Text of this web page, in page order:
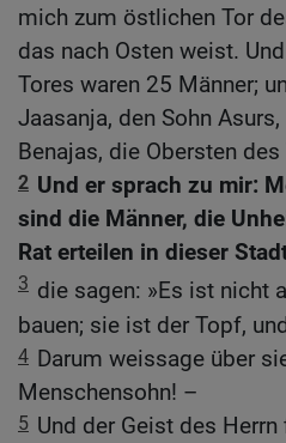
mich zum östlichen Tor
das nach Osten weist.
Tores waren 25 Männer;
Jaasanja, den Sohn
Benajas, die Obersten
2 Und er sprach zu mir:
sind die Männer, die
Rat erteilen in dieser
3 die sagen: »Es ist nicht
bauen; sie ist der Topf,
4 Darum weissage über
Menschensohn! –
5 Und der Geist des